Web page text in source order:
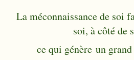
La méconnaissance de soi
soi, à côté de
ce qui génère un